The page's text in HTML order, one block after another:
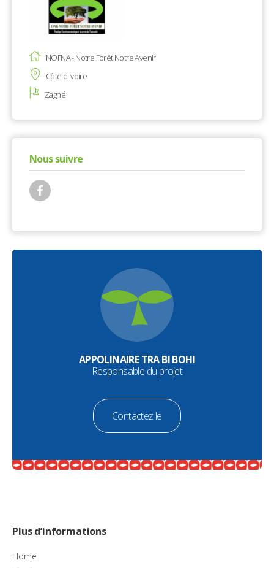
NOFNA - Notre Forêt Notre Avenir
Côte d'Ivoire
Zagné
Nous suivre
APPOLINAIRE TRA BI BOHI
Responsable du projet
Contactez le
Plus d’informations
Home